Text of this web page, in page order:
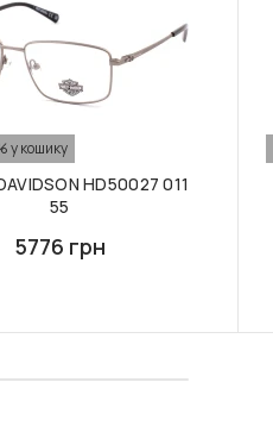
у кошику
HD50027 011
55
5776 грн